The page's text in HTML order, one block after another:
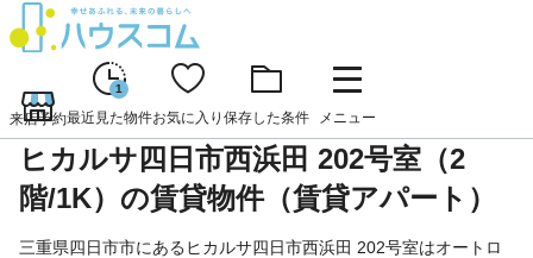
来店予約
1
最近見た物件お気に入り 保存した条件 メニュー
ヒカルサ四日市西浜田 202号室（2
階/1K）の賃貸物件（賃貸アパート）
三重県四日市市にあるヒカルサ四日市西浜田 202号室はオートロ